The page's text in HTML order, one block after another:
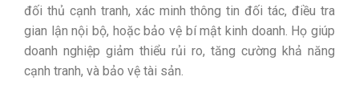
đối thủ cạnh tranh, xác minh thông tin đối tác, điều tra
gian lận nội bộ, hoặc bảo vệ bí mật kinh doanh. Họ giúp
doanh nghiệp giảm thiểu rủi ro, tăng cường khả năng
cạnh tranh, và bảo vệ tài sản.